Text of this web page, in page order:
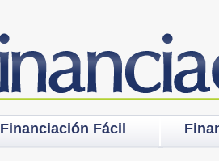
Financiación Fácil